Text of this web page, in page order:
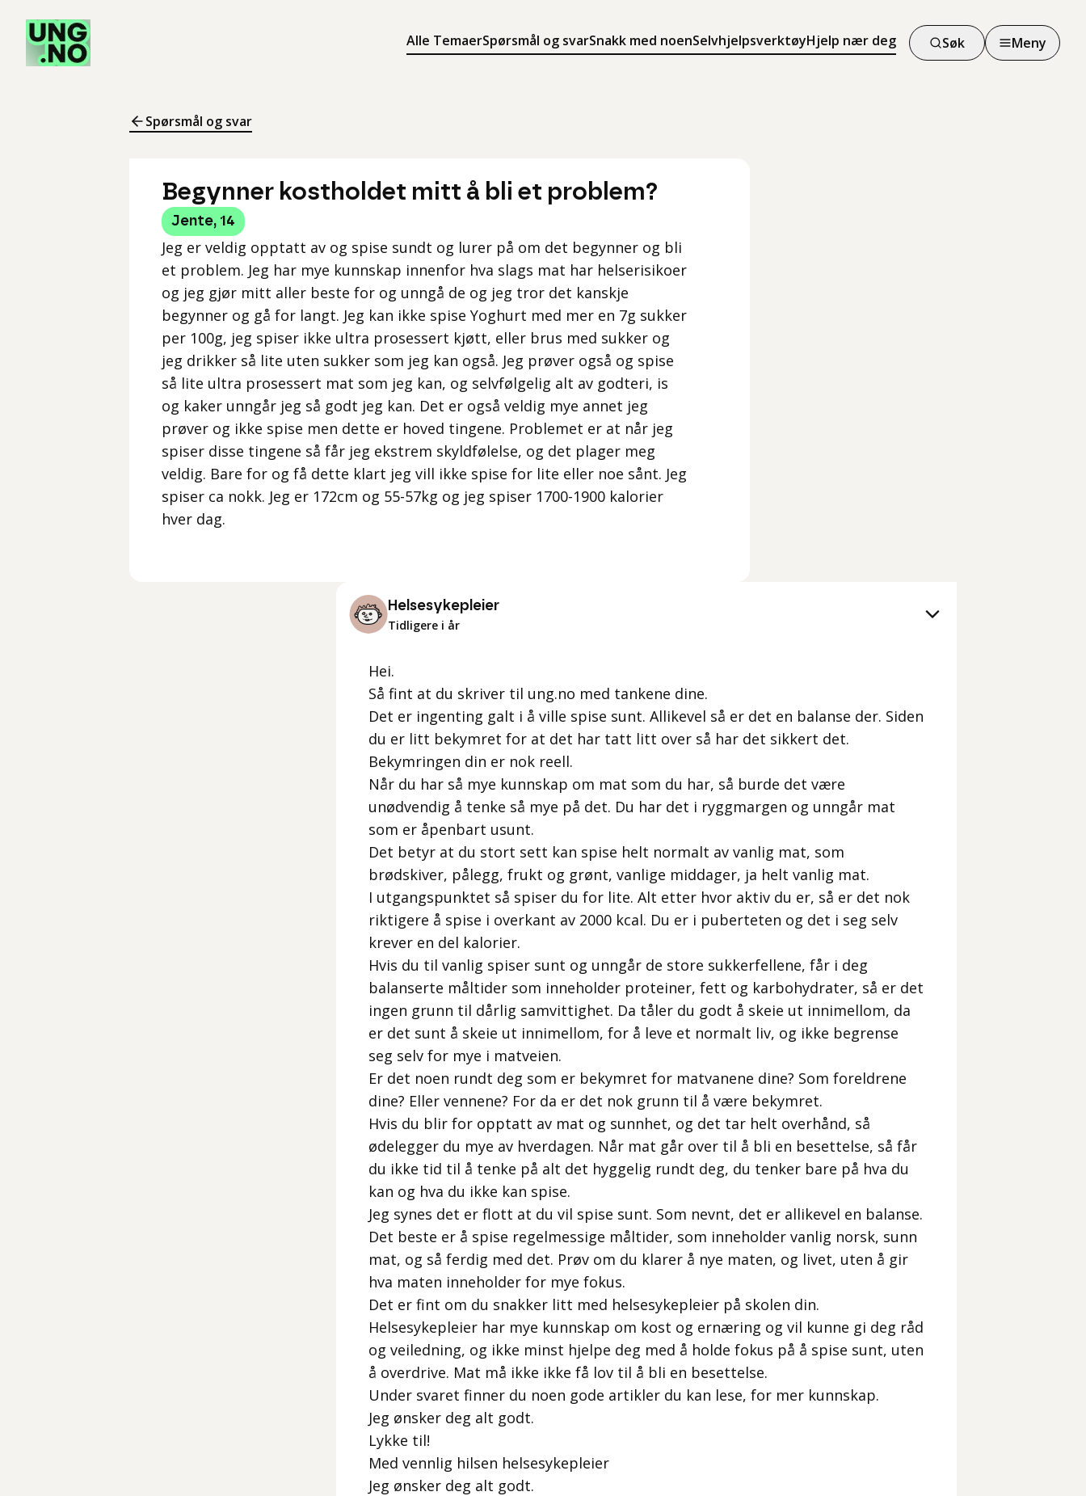
Alle TemaerSpørsmål og svarSnakk med noenSelvhjelpsverktøyHjelp nær deg
Søk
Søk
Meny
Meny
Spørsmål og svar
Begynner kostholdet mitt å bli et problem?
Jente, 14
Jeg er veldig opptatt av og spise sundt og lurer på om det begynner og bli
et problem. Jeg har mye kunnskap innenfor hva slags mat har helserisikoer
og jeg gjør mitt aller beste for og unngå de og jeg tror det kanskje
begynner og gå for langt. Jeg kan ikke spise Yoghurt med mer en 7g sukker
per 100g, jeg spiser ikke ultra prosessert kjøtt, eller brus med sukker og
jeg drikker så lite uten sukker som jeg kan også. Jeg prøver også og spise
så lite ultra prosessert mat som jeg kan, og selvfølgelig alt av godteri, is
og kaker unngår jeg så godt jeg kan. Det er også veldig mye annet jeg
prøver og ikke spise men dette er hoved tingene. Problemet er at når jeg
spiser disse tingene så får jeg ekstrem skyldfølelse, og det plager meg
veldig. Bare for og få dette klart jeg vill ikke spise for lite eller noe sånt. Jeg
spiser ca nokk. Jeg er 172cm og 55-57kg og jeg spiser 1700-1900 kalorier
hver dag.
Helsesykepleier
Tidligere i år
Hei.
Så fint at du skriver til ung.no med tankene dine.
Det er ingenting galt i å ville spise sunt. Allikevel så er det en balanse der. Siden
du er litt bekymret for at det har tatt litt over så har det sikkert det.
Bekymringen din er nok reell.
Når du har så mye kunnskap om mat som du har, så burde det være
unødvendig å tenke så mye på det. Du har det i ryggmargen og unngår mat
som er åpenbart usunt.
Det betyr at du stort sett kan spise helt normalt av vanlig mat, som
brødskiver, pålegg, frukt og grønt, vanlige middager, ja helt vanlig mat.
I utgangspunktet så spiser du for lite. Alt etter hvor aktiv du er, så er det nok
riktigere å spise i overkant av 2000 kcal. Du er i puberteten og det i seg selv
krever en del kalorier.
Hvis du til vanlig spiser sunt og unngår de store sukkerfellene, får i deg
balanserte måltider som inneholder proteiner, fett og karbohydrater, så er det
ingen grunn til dårlig samvittighet. Da tåler du godt å skeie ut innimellom, da
er det sunt å skeie ut innimellom, for å leve et normalt liv, og ikke begrense
seg selv for mye i matveien.
Er det noen rundt deg som er bekymret for matvanene dine? Som foreldrene
dine? Eller vennene? For da er det nok grunn til å være bekymret.
Hvis du blir for opptatt av mat og sunnhet, og det tar helt overhånd, så
ødelegger du mye av hverdagen. Når mat går over til å bli en besettelse, så får
du ikke tid til å tenke på alt det hyggelig rundt deg, du tenker bare på hva du
kan og hva du ikke kan spise.
Jeg synes det er flott at du vil spise sunt. Som nevnt, det er allikevel en balanse.
Det beste er å spise regelmessige måltider, som inneholder vanlig norsk, sunn
mat, og så ferdig med det. Prøv om du klarer å nye maten, og livet, uten å gir
hva maten inneholder for mye fokus.
Det er fint om du snakker litt med helsesykepleier på skolen din.
Helsesykepleier har mye kunnskap om kost og ernæring og vil kunne gi deg råd
og veiledning, og ikke minst hjelpe deg med å holde fokus på å spise sunt, uten
å overdrive. Mat må ikke ikke få lov til å bli en besettelse.
Under svaret finner du noen gode artikler du kan lese, for mer kunnskap.
Jeg ønsker deg alt godt.
Lykke til!
Med vennlig hilsen helsesykepleier
Jeg ønsker deg alt godt.